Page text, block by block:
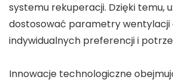
systemu rekuperacji. Dzięki temu,
dostosować parametry wentylacji
indywidualnych preferencji i
Innowacje technologiczne